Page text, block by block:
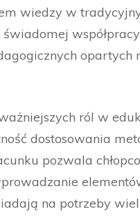
wiedzy w
opartych
ról w
dostosowania
pozwala
na potrzeby